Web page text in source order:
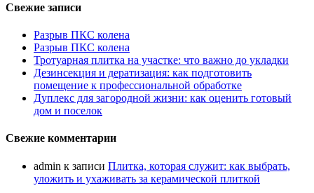
Свежие записи
Разрыв ПКС колена
Разрыв ПКС колена
Тротуарная плитка на участке: что важно до укладки
Дезинсекция и дератизация: как подготовить
помещение к профессиональной обработке
Дуплекс для загородной жизни: как оценить готовый
дом и поселок
Свежие комментарии
admin к записи Плитка, которая служит: как выбрать,
уложить и ухаживать за керамической плиткой